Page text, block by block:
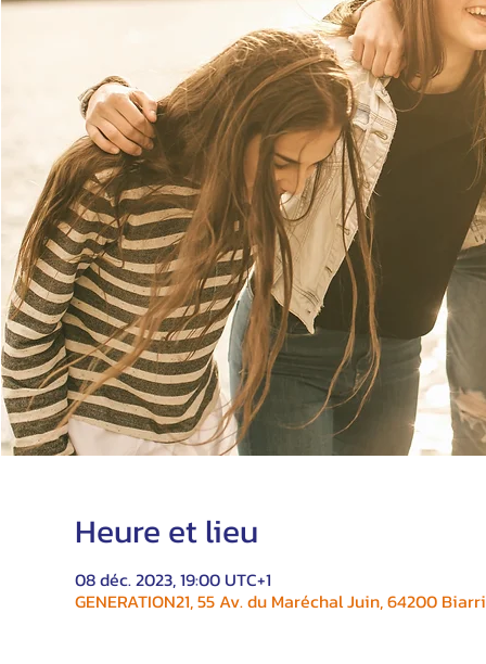
Heure et lieu
08 déc. 2023, 19:00 UTC+1
GENERATION21, 55 Av. du Maréchal Juin, 64200